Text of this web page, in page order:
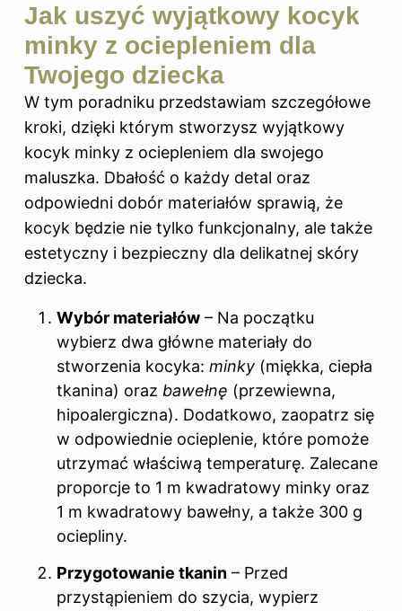
Jak uszyć wyjątkowy kocyk
minky z ociepleniem dla
Twojego dziecka
W tym poradniku przedstawiam szczegółowe
kroki, dzięki którym stworzysz wyjątkowy
kocyk minky z ociepleniem dla swojego
maluszka. Dbałość o każdy detal oraz
odpowiedni dobór materiałów sprawią, że
kocyk będzie nie tylko funkcjonalny, ale także
estetyczny i bezpieczny dla delikatnej skóry
dziecka.
Wybór materiałów – Na początku
wybierz dwa główne materiały do
stworzenia kocyka: minky (miękka, ciepła
tkanina) oraz bawełnę (przewiewna,
hipoalergiczna). Dodatkowo, zaopatrz się
w odpowiednie ocieplenie, które pomoże
utrzymać właściwą temperaturę. Zalecane
proporcje to 1 m kwadratowy minky oraz
1 m kwadratowy bawełny, a także 300 g
ociepliny.
Przygotowanie tkanin – Przed
przystąpieniem do szycia, wypierz